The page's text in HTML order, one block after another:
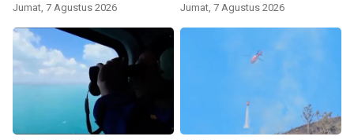
Jumat, 7 Agustus 2026 Jumat, 7 Agustus 2026